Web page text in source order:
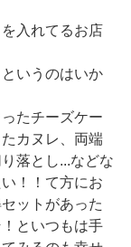
入れてるお店
いうのはいか
たチーズケー
カヌレ、両端
落とし...などな
！！て方にお
ットがあった
といつもは手